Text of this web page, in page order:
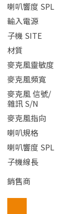
喇叭響度 SPL
輸入電源
子機 SITE
材質
麥克風靈敏度
麥克風頻寬
麥克風 信號/
雜訊 S/N
麥克風指向
喇叭規格
喇叭響度 SPL
子機線長
銷售商